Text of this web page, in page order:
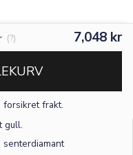
(?) 7,048 kr
forsikret frakt.
gull.